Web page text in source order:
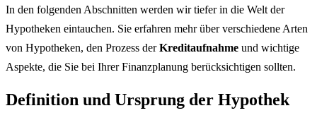
In den folgenden Abschnitten werden wir tiefer in die Welt der
Hypotheken eintauchen. Sie erfahren mehr über verschiedene Arten
von Hypotheken, den Prozess derKreditaufnahme und wichtige
Aspekte, die Sie bei Ihrer Finanzplanung berücksichtigen sollten.
Definition und Ursprung der Hypothek